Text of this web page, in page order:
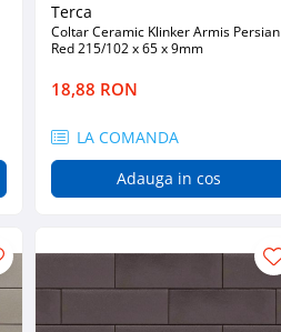
Terca
Coltar Ceramic Klinker Armis Persian
Red 215/102 x 65 x 9mm
18,88 RON
LA COMANDA
Adauga in cos